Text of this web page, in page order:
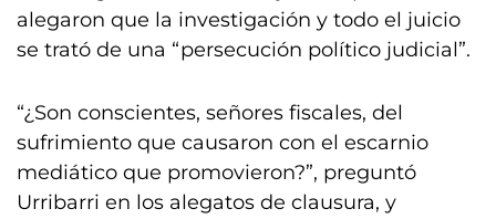
alegaron que la investigación y todo el juicio
se trató de una “persecución político judicial”.
“¿Son conscientes, señores fiscales, del
sufrimiento que causaron con el escarnio
mediático que promovieron?”, preguntó
Urribarri en los alegatos de clausura, y